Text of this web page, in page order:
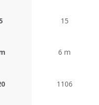
15
6 m
1106